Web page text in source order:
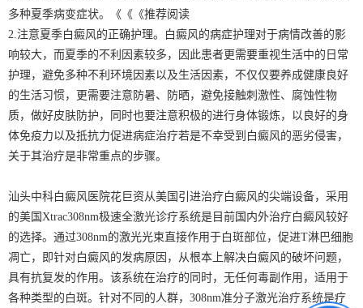
多种夏季病变症状。《《《推荐阅读
2.注意夏季白癜风的正确护理。白癜风的病症护理对于病情改善的影
响较大，而夏季的不利因素较多，因此患者更需要重视生活中的日常
护理，避免多种不利环境因素以及生活因素，不仅仅要养成健康良好
的生活习惯，更需要注意防暑、防晒，避免接触刺激性、腐蚀性物
质，做好皮肤防护，同时也要注意积极的进行身体锻炼，以良好的身
体免疫力以及抵抗力促进病症治疗若是不幸受到白癜风的恶劣侵害，
关于其治疗是非常重点的步骤。
汕头中科白癜风医院花巨资从美国引进治疗白癜风的尖端设备，采用
的美国Xtrac308nm极速全激光诊疗系统是目前国内外治疗白癜风较好
的选择。通过308nm的激光光束直接作用于白斑部位，促进T淋巴细胞
凋亡，即针对白癜风的发病原因，从根本上解决白癜风的破坏问题，
具有抗复发的作用。该系统在治疗的同时，无任何毒副作用，适用于
各种类型的白斑。针对不同的人群，308nm准分子激光治疗系统是疗